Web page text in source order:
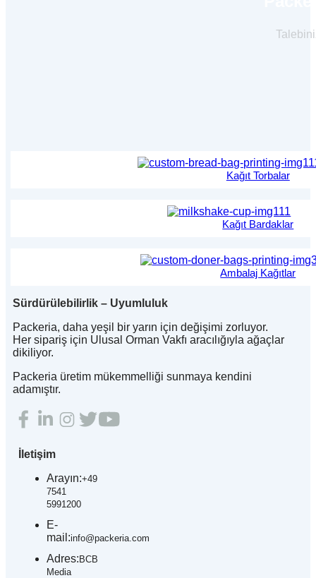
Kağıt Torbalar
Kağıt Bardaklar
Ambalaj Kağıtlar
Sürdürülebilirlik – Uyumluluk
Packeria, daha yeşil bir yarın için değişimi zorluyor.
Her sipariş için Ulusal Orman Vakfı aracılığıyla ağaçlar
dikiliyor.
Packeria üretim mükemmelliği sunmaya kendini
adamıştır.
İletişim
Arayın:+49
7541
5991200
E-
mail:info@packeria.com
Adres:BCB
Media